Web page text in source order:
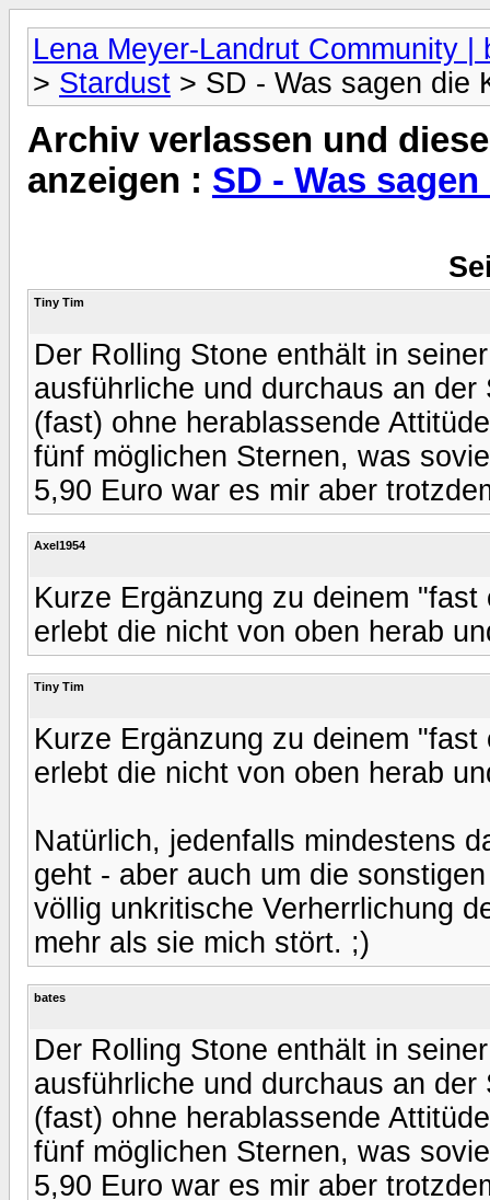
Lena Meyer-Landrut Community |
> Stardust > SD - Was sagen die
Archiv verlassen und
anzeigen : SD - Was
Tiny Tim
Der Rolling Stone enthält in
ausführliche und durchaus an
(fast) ohne herablassende
fünf möglichen Sternen, was
5,90 Euro war es mir aber
Axel1954
Kurze Ergänzung zu deinem
erlebt die nicht von oben herab
Tiny Tim
Kurze Ergänzung zu deinem
erlebt die nicht von oben herab
Natürlich, jedenfalls mindestens
geht - aber auch um die
völlig unkritische Verherrlichung
mehr als sie mich stört. ;)
bates
Der Rolling Stone enthält in
ausführliche und durchaus an
(fast) ohne herablassende
fünf möglichen Sternen, was
5,90 Euro war es mir aber